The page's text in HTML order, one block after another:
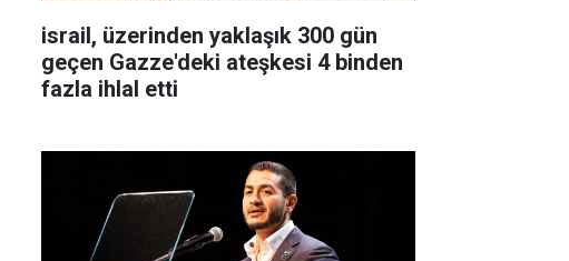
israil, üzerinden yaklaşık 300 gün
geçen Gazze'deki ateşkesi 4 binden
fazla ihlal etti